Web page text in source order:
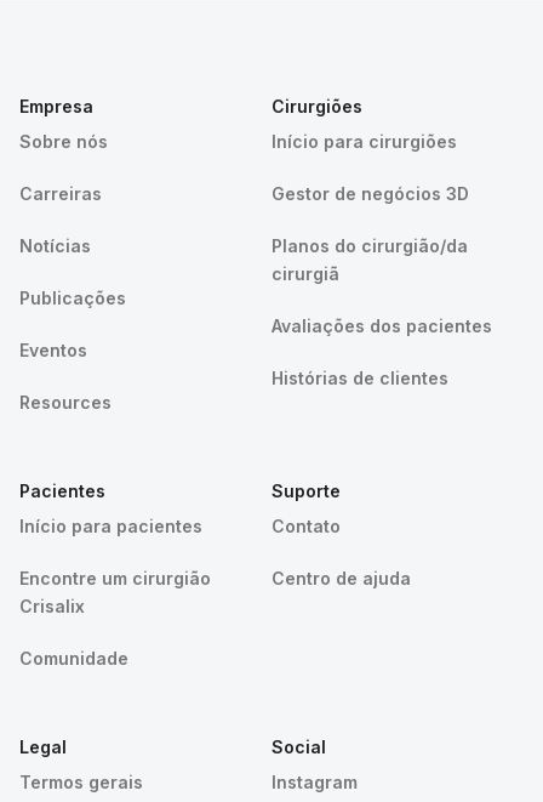
Empresa
Sobre nós
Carreiras
Notícias
Publicações
Eventos
Resources
Cirurgiões
Início para cirurgiões
Gestor de negócios 3D
Planos do cirurgião/da
cirurgiã
Avaliações dos pacientes
Histórias de clientes
Pacientes
Início para pacientes
Encontre um cirurgião
Crisalix
Comunidade
Suporte
Contato
Centro de ajuda
Legal
Termos gerais
Social
Instagram